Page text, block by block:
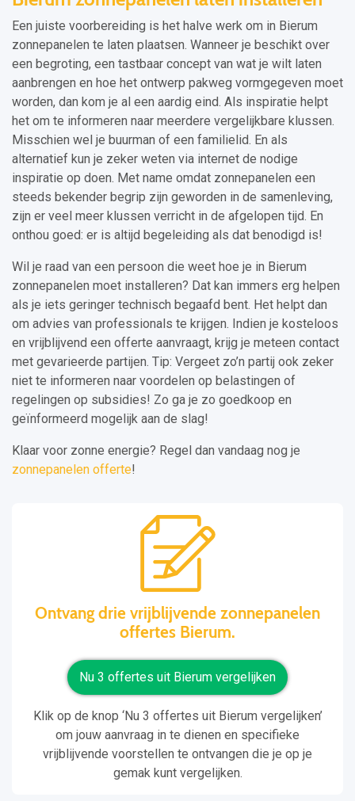
Een juiste voorbereiding is het halve werk om in Bierum
zonnepanelen te laten plaatsen. Wanneer je beschikt over
een begroting, een tastbaar concept van wat je wilt laten
aanbrengen en hoe het ontwerp pakweg vormgegeven moet
worden, dan kom je al een aardig eind. Als inspiratie helpt
het om te informeren naar meerdere vergelijkbare klussen.
Misschien wel je buurman of een familielid. En als
alternatief kun je zeker weten via internet de nodige
inspiratie op doen. Met name omdat zonnepanelen een
steeds bekender begrip zijn geworden in de samenleving,
zijn er veel meer klussen verricht in de afgelopen tijd. En
onthou goed: er is altijd begeleiding als dat benodigd is!
Wil je raad van een persoon die weet hoe je in Bierum
zonnepanelen moet installeren? Dat kan immers erg helpen
als je iets geringer technisch begaafd bent. Het helpt dan
om advies van professionals te krijgen. Indien je kosteloos
en vrijblijvend een offerte aanvraagt, krijg je meteen contact
met gevarieerde partijen. Tip: Vergeet zo’n partij ook zeker
niet te informeren naar voordelen op belastingen of
regelingen op subsidies! Zo ga je zo goedkoop en
geïnformeerd mogelijk aan de slag!
Klaar voor zonne energie? Regel dan vandaag nog je
zonnepanelen offerte!
Ontvang drie vrijblijvende zonnepanelen
offertes Bierum.
Nu 3 offertes uit Bierum vergelijken
Klik op de knop ‘Nu 3 offertes uit Bierum vergelijken’
om jouw aanvraag in te dienen en specifieke
vrijblijvende voorstellen te ontvangen die je op je
gemak kunt vergelijken.